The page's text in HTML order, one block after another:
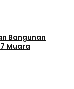
Bangunan
Muara